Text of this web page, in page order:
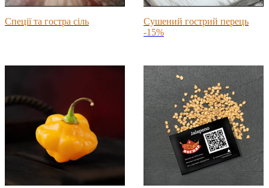
Спеції та гостра сіль
Сушений гострий перець
-15%